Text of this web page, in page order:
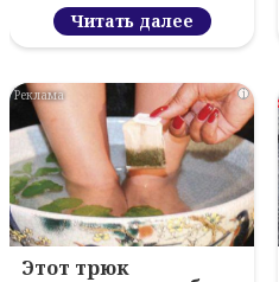
Читать далее
i
Этот трюк